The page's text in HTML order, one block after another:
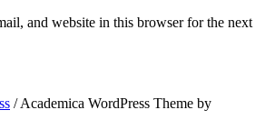
and website in this browser for the next
/ Academica WordPress Theme by